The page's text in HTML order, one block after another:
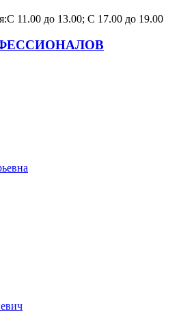
С 11.00 до 13.00; С 17.00 до 19.00